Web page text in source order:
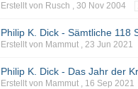
Erstellt von Rusch ,30 Nov 2004
Philip K. Dick - Sämtliche 118
Erstellt von Mammut ,23 Jun 2021
Philip K. Dick - Das Jahr der
Erstellt von Mammut , 16 Sep 2021